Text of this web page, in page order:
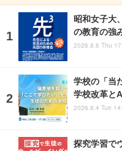
昭和女子大
の教育の強
2026.8.6 Thu
学校の「当
学校改革と
2026.8.4 Tue
探究学習で